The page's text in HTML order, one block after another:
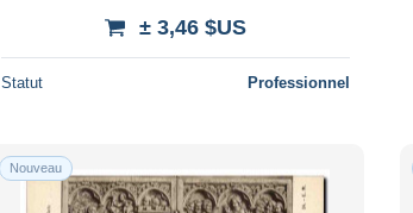
± 3,46 $US
Statut Professionnel
Nouveau